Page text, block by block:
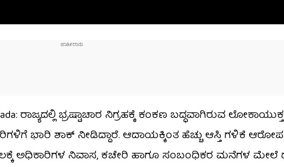
ರಾಜ್ಯದಲ್ಲಿ ಭ್ರಷ್ಟಾಚಾರ ನಿಗ್ರಹಕ್ಕೆ ಕಂಕಣ ಬದ್ಧವಾಗಿರುವ ಲೋಕಾಯುಕ್ತ
ಭಾರಿ ಶಾಕ್ ನೀಡಿದ್ದಾರೆ. ಆದಾಯಕ್ಕಿಂತ ಹೆಚ್ಚು ಆಸ್ತಿ ಗಳಿಕೆ
ಅಧಿಕಾರಿಗಳ ನಿವಾಸ, ಕಚೇರಿ ಹಾಗೂ ಸಂಬಂಧಿಕರ ಮನೆಗಳ ಮೇಲೆ